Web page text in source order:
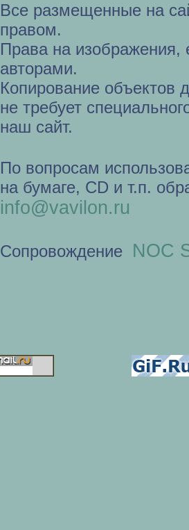
Все размещенные на
правом.
Права на изображения,
авторами.
Копирование объектов
не требует
наш сайт.
По вопросам
на бумаге, CD и т.п.
info@vavilon.ru
Сопровождение NOC